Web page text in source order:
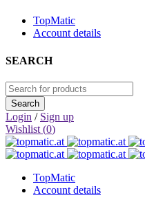
TopMatic
Account details
SEARCH
Login / Sign up
Wishlist (0)
TopMatic
Account details